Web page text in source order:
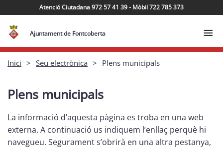
Atenció Ciutadana 972 57 41 39 - Mòbil 722 785 373
Ajuntament de Fontcoberta
Inici Seu electrònica Plens municipals
Plens municipals
La informació d’aquesta pàgina es troba en una web
externa. A continuació us indiquem l’enllaç perquè hi
navegueu. Segurament s’obrirà en una altra pestanya,